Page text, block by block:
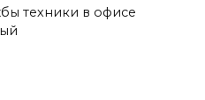
техники в офисе